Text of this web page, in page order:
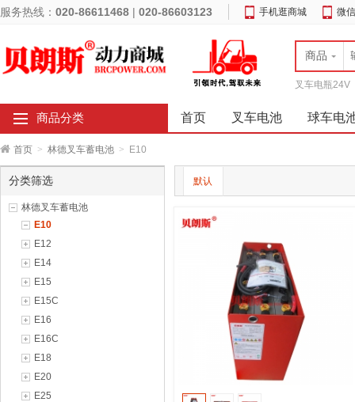
服务热线： 020-86611468 | 020-86603123 手机逛商城 微
商品
叉车电瓶24V
商品分类 首页 叉车电池 球车电
首页 > 林德叉车蓄电池 > E10
分类筛选
林德叉车蓄电池
E10
E12
E14
E15
E15C
E16
E16C
E18
E20
E25
默认